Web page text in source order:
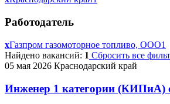
Работодатель
xГазпром газомоторное топливо, ООО1
Найдено вакансий: 1 Сбросить все
05 мая 2026 Краснодарский край
Инженер 1 категории (КИПиА)